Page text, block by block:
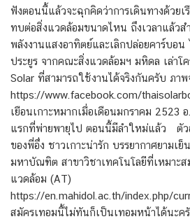
ฟังตอนนี้แล้วจะฉุกคิดว่าการเดินทางด้วย
ทบต่อสิ่งแวดล้อมขนาดไหน ถึงเวลาแล้ว
พลังงานแสงอาทิตย์และเลิกปล่อยคาร์บอน
ประยูร จากคณะสิ่งแวดล้อมฯ มหิดล เล่าโค
Solar ที่สามารถใช้งานได้จริงกันครับ ภาพ
https://www.facebook.com/
เยือนเกาะหมากเมื่อเดือนมกราคม 2523
แรกที่พ่ายพายุไป ตอนนี้มีลำใหม่แล้ว ตัว
ของพี่อึ่ง ชาวเกาะน่ารัก บรรยากาศยาม
มหาบัณฑิต สาขาวิชาเทคโนโลยีที่เหมาะส
แวดล้อม (AT)
https://en.mahidol.ac.th/index.php/
สมัครเทอมนี้ไม่ทันก็เป็นเทอมหน้าได้นะค